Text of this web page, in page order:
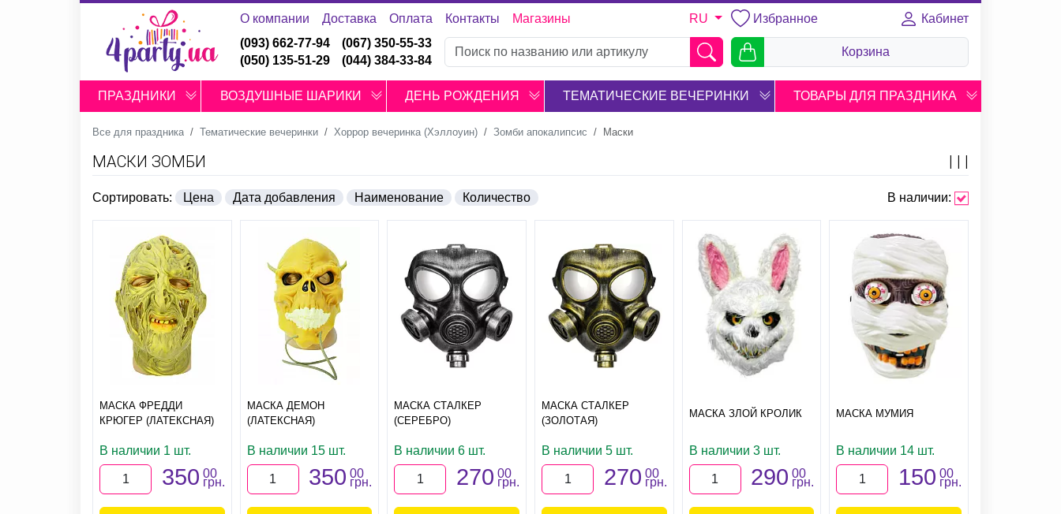
О компании Доставка Оплата Контакты Магазины RU Избранное
Кабинет
(093) 662-77-94
(050) 135-51-29
(067) 350-55-33
(044) 384-33-84
Корзина
ПРАЗДНИКИ ВОЗДУШНЫЕ ШАРИКИ ДЕНЬ РОЖДЕНИЯ ТЕМАТИЧЕСКИЕ ВЕЧЕРИНКИ ТОВАРЫ ДЛЯ ПРАЗДНИКА
Все для праздника Тематические вечеринки Хоррор вечеринка (Хэллоуин) Зомби апокалипсис Маски
МАСКИ ЗОМБИ
Сортировать: Цена Дата добавления Наименование Количество В наличии:
МАСКА ФРЕДДИ
КРЮГЕР (ЛАТЕКСНАЯ)
В наличии 1 шт.
350 00
грн.
МАСКА ДЕМОН
(ЛАТЕКСНАЯ)
В наличии 15 шт.
350 00
грн.
МАСКА СТАЛКЕР
(СЕРЕБРО)
В наличии 6 шт.
270 00
грн.
МАСКА СТАЛКЕР
(ЗОЛОТАЯ)
В наличии 5 шт.
270 00
грн.
МАСКА ЗЛОЙ КРОЛИК
В наличии 3 шт.
290 00
грн.
МАСКА МУМИЯ
В наличии 14 шт.
150 00
грн.